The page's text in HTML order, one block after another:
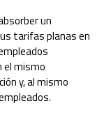
un
tarifas planas en
el mismo
y, al mismo